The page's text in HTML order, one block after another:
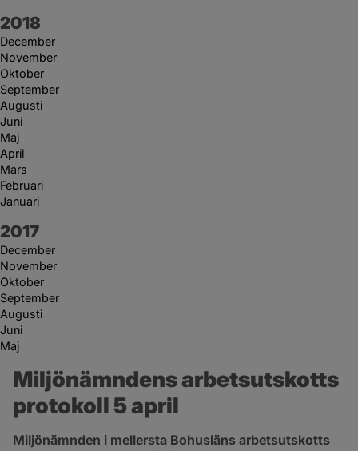
År:
2018
December
November
Oktober
September
Augusti
Juni
Maj
April
Mars
Februari
Januari
År:
2017
December
November
Oktober
September
Augusti
Juni
Maj
Miljönämndens arbetsutskotts
protokoll 5 april
Miljönämnden i mellersta Bohusläns arbetsutskotts